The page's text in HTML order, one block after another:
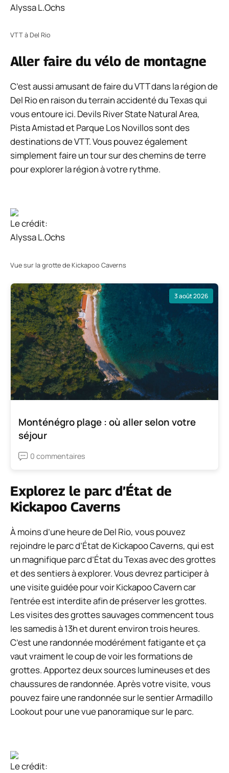
Alyssa L.Ochs
VTT à Del Rio
Aller faire du vélo de montagne
C’est aussi amusant de faire du VTT dans la région de
Del Rio en raison du terrain accidenté du Texas qui
vous entoure ici. Devils River State Natural Area,
Pista Amistad et Parque Los Novillos sont des
destinations de VTT. Vous pouvez également
simplement faire un tour sur des chemins de terre
pour explorer la région à votre rythme.
Le crédit:
Alyssa L.Ochs
Vue sur la grotte de Kickapoo Caverns
3 août 2026
Monténégro plage : où aller selon votre
séjour
0 commentaires
Explorez le parc d’État de
Kickapoo Caverns
À moins d’une heure de Del Rio, vous pouvez
rejoindre le parc d’État de Kickapoo Caverns, qui est
un magnifique parc d’État du Texas avec des grottes
et des sentiers à explorer. Vous devrez participer à
une visite guidée pour voir Kickapoo Cavern car
l’entrée est interdite afin de préserver les grottes.
Les visites des grottes sauvages commencent tous
les samedis à 13h et durent environ trois heures.
C’est une randonnée modérément fatigante et ça
vaut vraiment le coup de voir les formations de
grottes. Apportez deux sources lumineuses et des
chaussures de randonnée. Après votre visite, vous
pouvez faire une randonnée sur le sentier Armadillo
Lookout pour une vue panoramique sur le parc.
Le crédit: